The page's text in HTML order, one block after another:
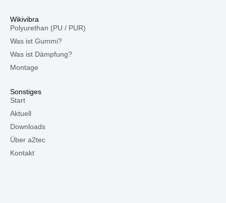
Wikivibra
Polyurethan (PU / PUR)
Was ist Gummi?
Was ist Dämpfung?
Montage
Sonstiges
Start
Aktuell
Downloads
Über a2tec
Kontakt